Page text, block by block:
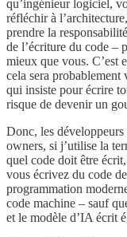
qu’ingénieur logiciel,
réfléchir à
prendre la
de l’écriture du code –
mieux que vous. C’est
cela sera
qui insiste pour écrire
risque de devenir un
Donc, les
owners, si j’utilise la
quel code doit être
vous écrivez du code
programmation
code machine – sauf
et le modèle d’IA écrit